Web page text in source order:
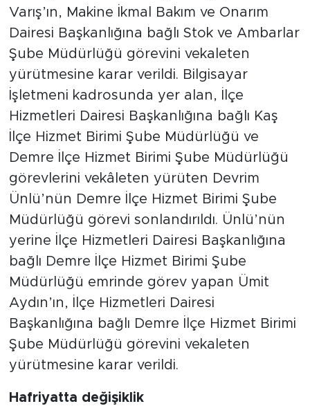
Varış’ın, Makine İkmal Bakım ve Onarım
Dairesi Başkanlığına bağlı Stok ve Ambarlar
Şube Müdürlüğü görevini vekaleten
yürütmesine karar verildi. Bilgisayar
İşletmeni kadrosunda yer alan, İlçe
Hizmetleri Dairesi Başkanlığına bağlı Kaş
İlçe Hizmet Birimi Şube Müdürlüğü ve
Demre İlçe Hizmet Birimi Şube Müdürlüğü
görevlerini vekâleten yürüten Devrim
Ünlü’nün Demre İlçe Hizmet Birimi Şube
Müdürlüğü görevi sonlandırıldı. Ünlü’nün
yerine İlçe Hizmetleri Dairesi Başkanlığına
bağlı Demre İlçe Hizmet Birimi Şube
Müdürlüğü emrinde görev yapan Ümit
Aydın’ın, İlçe Hizmetleri Dairesi
Başkanlığına bağlı Demre İlçe Hizmet Birimi
Şube Müdürlüğü görevini vekaleten
yürütmesine karar verildi.
Hafriyatta değişiklik